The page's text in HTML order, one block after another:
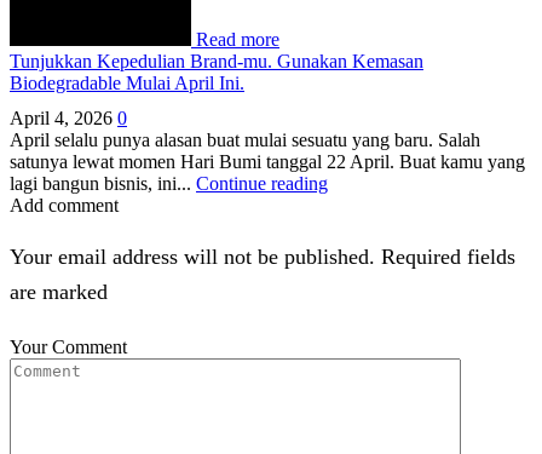
Read more
Tunjukkan Kepedulian Brand-mu. Gunakan Kemasan
Biodegradable Mulai April Ini.
April 4, 2026 0
April selalu punya alasan buat mulai sesuatu yang baru. Salah
satunya lewat momen Hari Bumi tanggal 22 April. Buat kamu yang
lagi bangun bisnis, ini... Continue reading
Add comment
Your email address will not be published. Required fields
are marked
Your Comment